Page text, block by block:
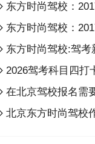
东方时尚驾校：
东方时尚驾校：
东方时尚驾校:驾考
2026驾考科目四打
在北京驾校报名需
北京东方时尚驾校